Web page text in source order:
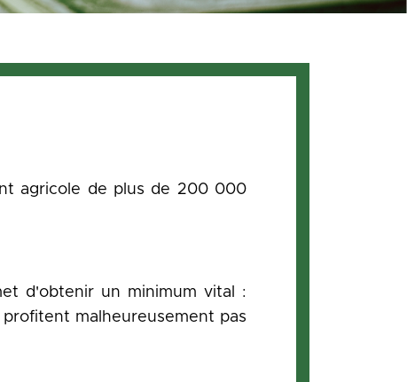
agricole de plus de 200 000
d'obtenir un minimum vital :
malheureusement pas